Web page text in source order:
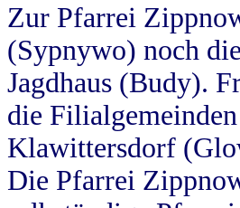
Zur Pfarrei
(Sypnywo) noch
Jagdhaus (Budy).
die
Klawittersdorf
Die Pfarrei